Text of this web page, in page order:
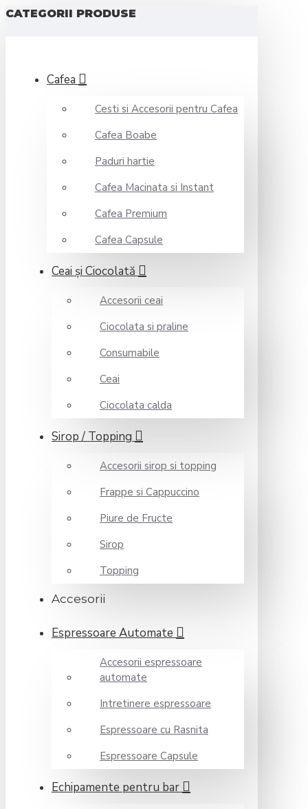
CATEGORII PRODUSE
Cafea
Cesti si Accesorii pentru Cafea
Cafea Boabe
Paduri hartie
Cafea Macinata si Instant
Cafea Premium
Cafea Capsule
Ceai şi Ciocolată
Accesorii ceai
Ciocolata si praline
Consumabile
Ceai
Ciocolata calda
Sirop / Topping
Accesorii sirop si topping
Frappe si Cappuccino
Piure de Fructe
Sirop
Topping
Accesorii
Espressoare Automate
Accesorii espressoare
automate
Intretinere espressoare
Espressoare cu Rasnita
Espressoare Capsule
Echipamente pentru bar